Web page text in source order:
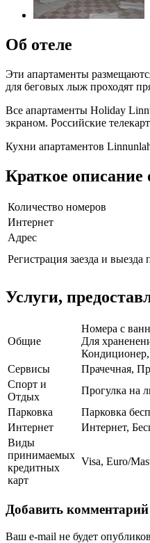
Об отеле
Эти апартаменты
для беговых лыж проходят
Все апартаменты Holiday
экраном. Российские
Кухни апартаментов
Краткое описание
Количество номеров
Интернет
Адрес
Регистрация заезда и выезда
Услуги,
Общие
Номера с
Для
Кондиционер,
Сервисы
Прачечная,
Спорт и
Отдых
Прогулка на
Парковка
Парковка
Интернет
Интернет,
Виды
принимаемых
кредитных
карт
Visa, Euro/
Добавить комментарий
Ваш e-mail не будет